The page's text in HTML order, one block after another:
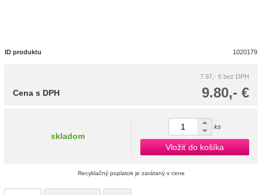
ID produktu 1020179
7.97,- € bez DPH
9.80,- €
Cena s DPH
skladom
ks
Vložiť do košíka
Recyklačný poplatok je zarátaný v cene